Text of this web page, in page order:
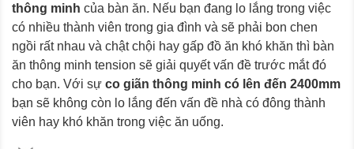
thông minh của bàn ăn. Nếu bạn đang lo lắng trong việc
có nhiều thành viên trong gia đình và sẽ phải bon chen
ngồi rất nhau và chật chội hay gấp đồ ăn khó khăn thì bàn
ăn thông minh tension sẽ giải quyết vấn đề trước mắt đó
cho bạn. Với sự co giãn thông minh có lên đến 2400mm
bạn sẽ không còn lo lắng đến vấn đề nhà có đông thành
viên hay khó khăn trong việc ăn uống.